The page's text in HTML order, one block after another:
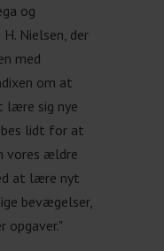
og
Nielsen, der
med
om at
lære sig nye
lidt for at
vores ældre
at lære nyt
bevægelser,
opgaver."